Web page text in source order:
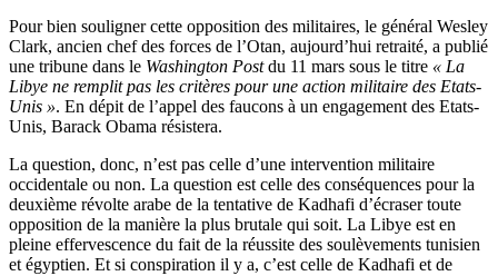
Pour bien souligner cette opposition des militaires, le général Wesley
Clark, ancien chef des forces de l’Otan, aujourd’hui retraité, a publié
une tribune dans le Washington Postdu 11 mars sous le titre « La
Libye ne remplit pas les critères pour une action militaire des Etats-
Unis ». En dépit de l’appel des faucons à un engagement des Etats-
Unis, Barack Obama résistera.
La question, donc, n’est pas celle d’une intervention militaire
occidentale ou non. La question est celle des conséquences pour la
deuxième révolte arabe de la tentative de Kadhafi d’écraser toute
opposition de la manière la plus brutale qui soit. La Libye est en
pleine effervescence du fait de la réussite des soulèvements tunisien
et égyptien. Et si conspiration il y a, c’est celle de Kadhafi et de